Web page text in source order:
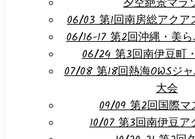
06/03 第1回南房総アク
06/16-17 第2回沖縄・美
06/24 第3回南伊豆町
07/08 第18回熱海OWSジ
大会
09/09 第2回国際マ
10/07 第3回南伊豆ア